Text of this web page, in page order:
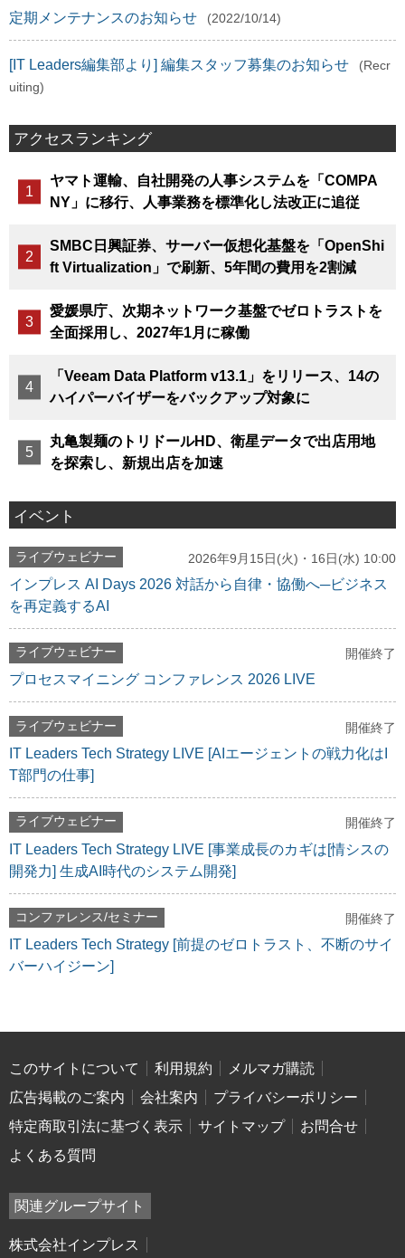
定期メンテナンスのお知らせ (2022/10/14)
[IT Leaders編集部より] 編集スタッフ募集のお知らせ
(Recr
uiting)
アクセスランキング
ヤマト運輸、自社開発の人事システムを「COMPA
NY」に移行、人事業務を標準化し法改正に追従
SMBC日興証券、サーバー仮想化基盤を「OpenShi
ft Virtualization」で刷新、5年間の費用を2割減
愛媛県庁、次期ネットワーク基盤でゼロトラストを
全面採用し、2027年1月に稼働
「Veeam Data Platform v13.1」をリリース、14の
ハイパーバイザーをバックアップ対象に
丸亀製麺のトリドールHD、衛星データで出店用地
を探索し、新規出店を加速
イベント
ライブウェビナー 2026年9月15日(火)・16日(水) 10:00
インプレス AI Days 2026 対話から自律・協働へ─ビジネス
を再定義するAI
ライブウェビナー 開催終了
プロセスマイニング コンファレンス 2026 LIVE
ライブウェビナー 開催終了
IT Leaders Tech Strategy LIVE [AIエージェントの戦力化はI
T部門の仕事]
ライブウェビナー 開催終了
IT Leaders Tech Strategy LIVE [事業成長のカギは[情シスの
開発力] 生成AI時代のシステム開発]
コンファレンス/セミナー 開催終了
IT Leaders Tech Strategy [前提のゼロトラスト、不断のサイ
バーハイジーン]
このサイトについて 利用規約
メルマガ購読
広告掲載のご案内
会社案内
プライバシーポリシー
特定商取引法に基づく表示
サイトマップ
お問合せ
よくある質問
関連グループサイト
株式会社インプレス